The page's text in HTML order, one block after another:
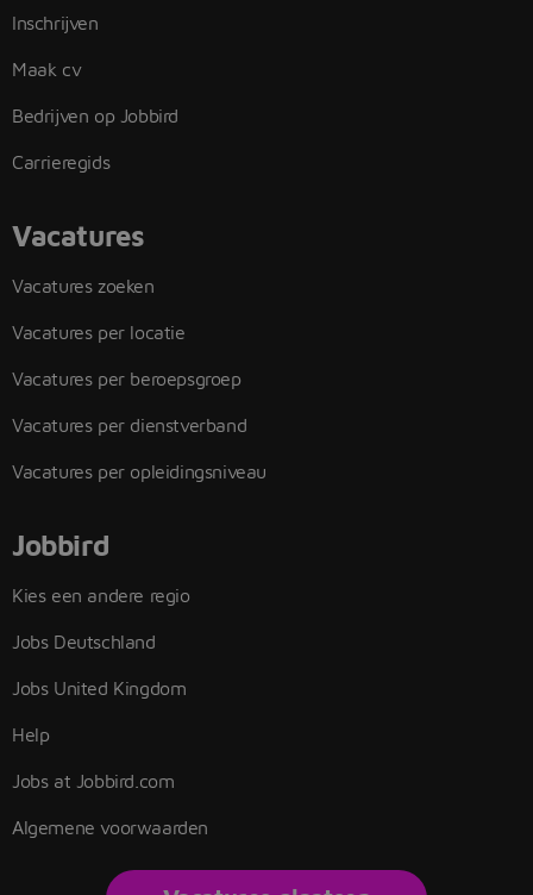
Inschrijven
Maak cv
Bedrijven op Jobbird
Carrieregids
Vacatures
Vacatures zoeken
Vacatures per locatie
Vacatures per beroepsgroep
Vacatures per dienstverband
Vacatures per opleidingsniveau
Jobbird
Kies een andere regio
Jobs Deutschland
Jobs United Kingdom
Help
Jobs at Jobbird.com
Algemene voorwaarden